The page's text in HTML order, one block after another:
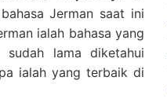
Jerman saat ini
ialah bahasa yang
lama diketahui
ialah yang terbaik di